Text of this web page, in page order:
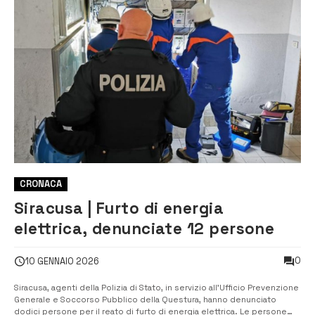
CRONACA
Siracusa | Furto di energia
elettrica, denunciate 12 persone
10 GENNAIO 2026 0
Siracusa, agenti della Polizia di Stato, in servizio all’Ufficio Prevenzione
Generale e Soccorso Pubblico della Questura, hanno denunciato
dodici persone per il reato di furto di energia elettrica. Le persone